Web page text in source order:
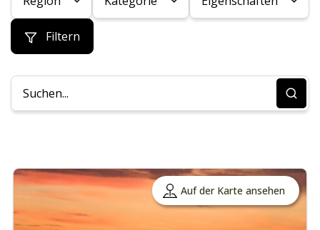
Filtern
Auf der Karte ansehen